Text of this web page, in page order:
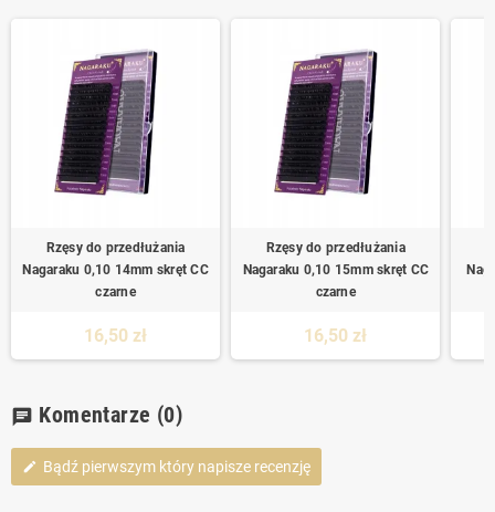
Rzęsy do przedłużania
Nagaraku 0,10 14mm skręt CC
czarne
16,50 zł
Rzęsy do przedłużania
Nagaraku 0,10 15mm skręt CC
czarne
16,50 zł
chat Komentarze (0)
edit Bądź pierwszym który napisze recenzję